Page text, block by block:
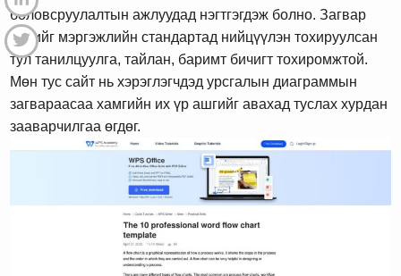
боловсруулалтын ажлуудад нэгтгэгдэж болно. Загвар
бүрийг мэргэжлийн стандартад нийцүүлэн тохируулсан
тул танилцуулга, тайлан, баримт бичигт тохиромжтой.
Мөн тус сайт нь хэрэглэгчдэд урсгалын диаграммын
загвараасаа хамгийн их үр ашгийг авахад туслах хурдан
зааварчилгаа өгдөг.